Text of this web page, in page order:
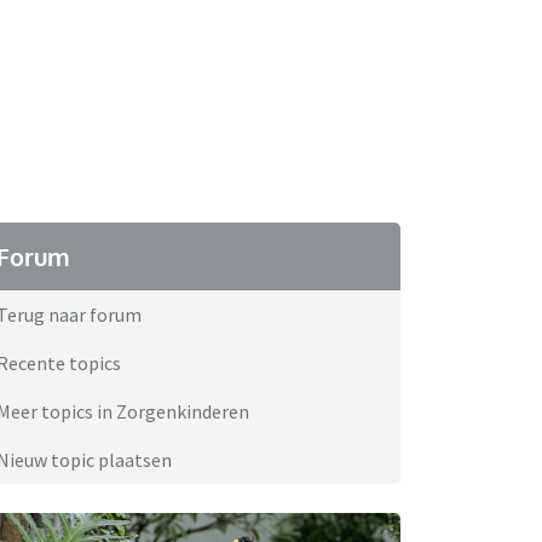
naar forum
topics
topics in Zorgenkinderen
topic plaatsen